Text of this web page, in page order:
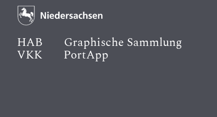
HAB Graphische Sammlung
VKK PortApp